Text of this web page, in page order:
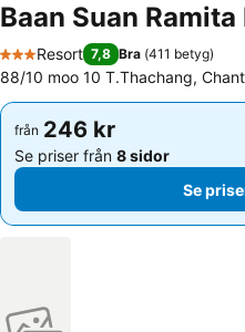
Baan Suan
3 Stjärnor
Resort 7,8 Bra (411 betyg)
88/10 moo 10 T.Thachang,
från 246 kr
Se priser från 8 sidor
Se
från 246 kr
Se priser från 8 sidor
Se